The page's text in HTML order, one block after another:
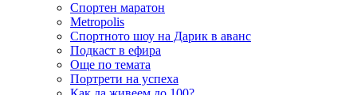
Спортен маратон
Metropolis
Спортното шоу на Дарик в аванс
Подкаст в ефира
Още по темата
Портрети на успеха